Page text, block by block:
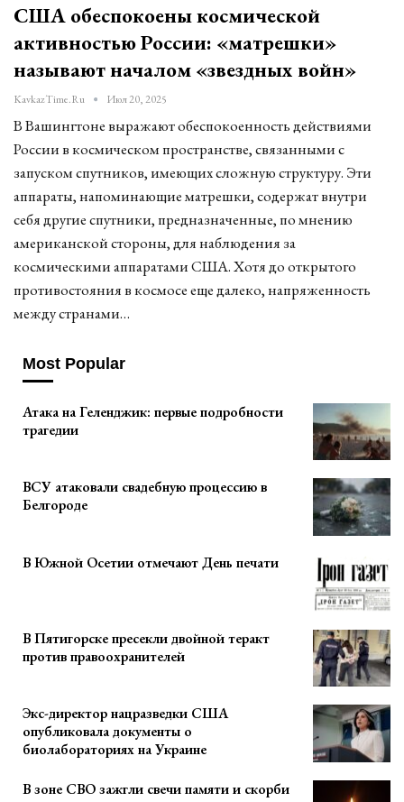
США обеспокоены космической
активностью России: «матрешки»
называют началом «звездных войн»
KavkazTime.ru Июл 20, 2025
В Вашингтоне выражают обеспокоенность действиями
России в космическом пространстве, связанными с
запуском спутников, имеющих сложную структуру. Эти
аппараты, напоминающие матрешки, содержат внутри
себя другие спутники, предназначенные, по мнению
американской стороны, для наблюдения за
космическими аппаратами США. Хотя до открытого
противостояния в космосе еще далеко, напряженность
между странами…
Most Popular
Атака на Геленджик: первые подробности
трагедии
ВСУ атаковали свадебную процессию в
Белгороде
В Южной Осетии отмечают День печати
В Пятигорске пресекли двойной теракт
против правоохранителей
Экс-директор нацразведки США
опубликовала документы о
биолабораториях на Украине
В зоне СВО зажгли свечи памяти и скорби